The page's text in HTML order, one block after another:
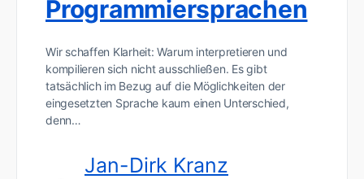
Programmiersprachen
Wir schaffen Klarheit: Warum interpretieren und
kompilieren sich nicht ausschließen. Es gibt
tatsächlich im Bezug auf die Möglichkeiten der
eingesetzten Sprache kaum einen Unterschied,
denn…
Jan-Dirk Kranz